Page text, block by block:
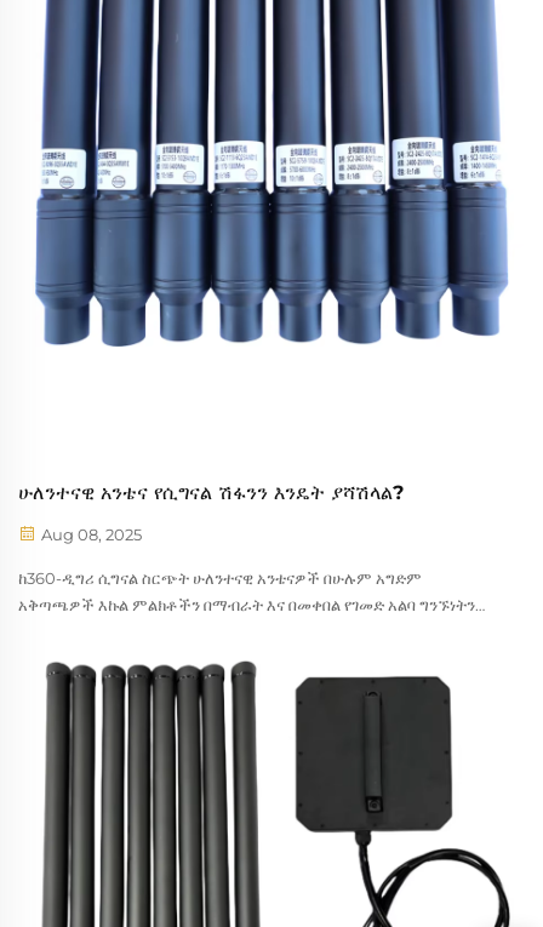
ሁለንተናዊ አንቴና የሲግናል ሽፋንን እንዴት ያሻሽላል?
Aug 08, 2025
ከ360-ዲግሪ ሲግናል ስርጭት ሁለንተናዊ አንቴናዎች በሁሉም አግድም
አቅጣጫዎች እኩል ምልክቶችን በማብራት እና በመቀበል የገመድ አልባ ግንኙነትን